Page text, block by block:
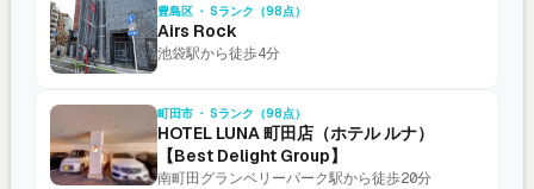
豊島区 ・ Sランク（98点）
Airs Rock
池袋駅から徒歩4分
町田市 ・ Sランク（98点）
HOTEL LUNA 町田店（ホテル ルナ）
【Best Delight Group】
南町田グランベリーパーク駅から徒歩20分